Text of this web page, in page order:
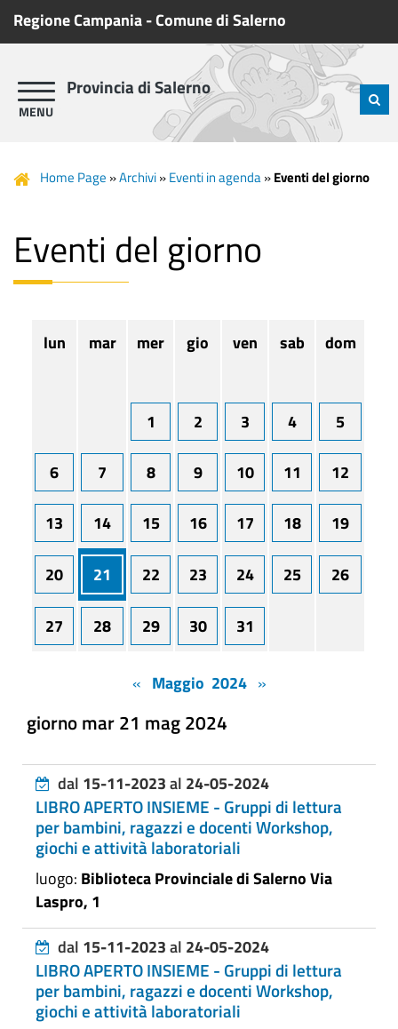
Regione Campania-Comune di Salerno
Provincia di Salerno
Home Page »Archivi»Eventi in agenda»Eventi del giorno
Eventi del giorno
lun mar mer gio ven sab dom
1 2 3 4 5
6 7 8 9 10 11 12
13 14 15 16 17 18 19
20 21 22 23 24 25 26
27 28 29 30 31
« Maggio 2024 »
giorno mar 21 mag 2024
dal 15-11-2023al 24-05-2024
LIBRO APERTO INSIEME - Gruppi di lettura
per bambini, ragazzi e docenti Workshop,
giochi e attività laboratoriali
luogo: Biblioteca Provinciale di Salerno Via
Laspro, 1
dal 15-11-2023al 24-05-2024
LIBRO APERTO INSIEME - Gruppi di lettura
per bambini, ragazzi e docenti Workshop,
giochi e attività laboratoriali